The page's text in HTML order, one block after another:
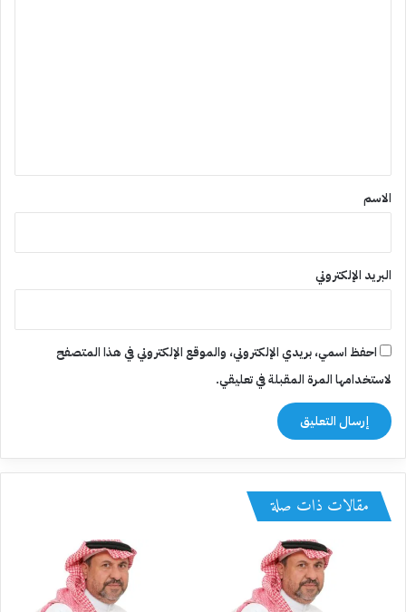
*
الاسم
البريد الإلكتروني
احفظ اسمي، بريدي الإلكتروني، والموقع الإلكتروني في هذا المتصفح
لاستخدامها المرة المقبلة في تعليقي.
مقالات ذات صلة